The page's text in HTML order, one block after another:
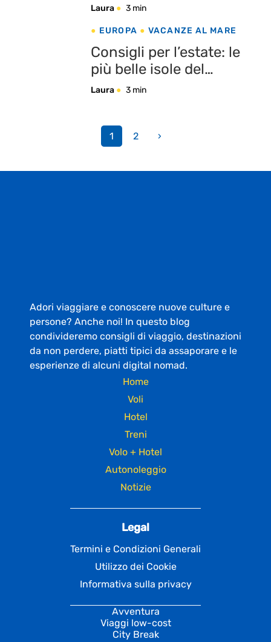
Laura 3 min
EUROPA VACANZE AL MARE
Consigli per l’estate: le
più belle isole del
Mediterraneo
Laura 3 min
1 2 ›
Adori viaggiare e conoscere nuove culture e
persone? Anche noi! In questo blog
condivideremo consigli di viaggio, destinazioni
da non perdere, piatti tipici da assaporare e le
esperienze di alcuni digital nomad.
Home
Voli
Hotel
Treni
Volo + Hotel
Autonoleggio
Notizie
Legal
Termini e Condizioni Generali
Utilizzo dei Cookie
Informativa sulla privacy
Avventura
Viaggi low-cost
City Break